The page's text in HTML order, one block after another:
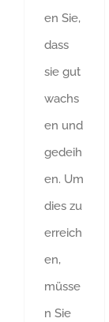
en Sie,
dass
sie gut
wachs
en und
gedeih
en. Um
dies zu
erreich
en,
müsse
n Sie